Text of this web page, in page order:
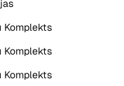
Komplekts
Komplekts
Komplekts